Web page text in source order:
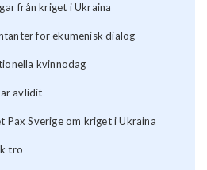
från kriget i Ukraina
för ekumenisk dialog
kvinnodag
avlidit
Pax Sverige om kriget i Ukraina
tro